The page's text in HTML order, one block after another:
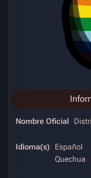
Nombre Oficial
Idioma(s)
Español
Quechua